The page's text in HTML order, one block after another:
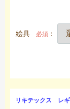
絵具 必須 ：
リキテックス レ